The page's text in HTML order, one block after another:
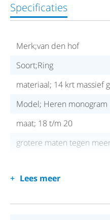
Specificaties
Merk;van den hof
Soort;Ring
materiaal; 14 krt massief
Model; Heren monogram
maat; 18 t/m 20
grotere maten tegen
Lees meer